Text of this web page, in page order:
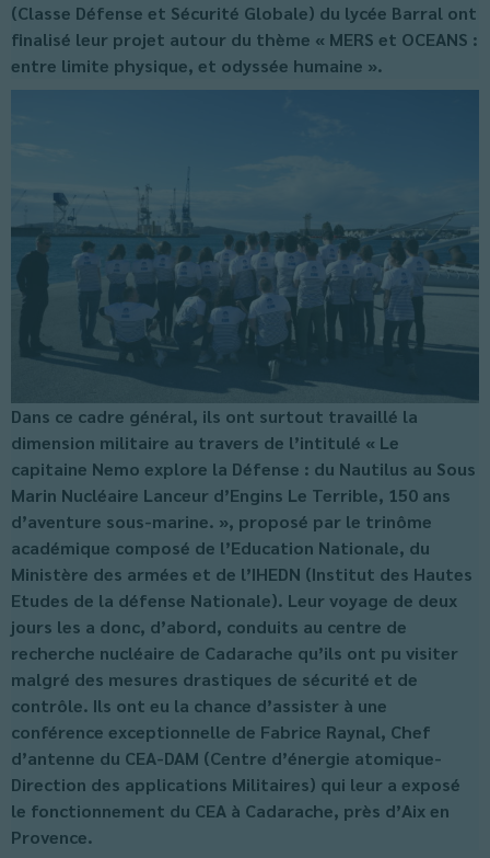
(Classe Défense et Sécurité Globale) du lycée Barral ont
finalisé leur projet autour du thème « MERS et OCEANS :
entre limite physique, et odyssée humaine ».
Dans ce cadre général, ils ont surtout travaillé la
dimension militaire au travers de l’intitulé « Le
capitaine Nemo explore la Défense : du Nautilus au Sous
Marin Nucléaire Lanceur d’Engins Le Terrible, 150 ans
d’aventure sous-marine. », proposé par le trinôme
académique composé de l’Education Nationale, du
Ministère des armées et de l’IHEDN (Institut des Hautes
Etudes de la défense Nationale). Leur voyage de deux
jours les a donc, d’abord, conduits au centre de
recherche nucléaire de Cadarache qu’ils ont pu visiter
malgré des mesures drastiques de sécurité et de
contrôle. Ils ont eu la chance d’assister à une
conférence exceptionnelle de Fabrice Raynal, Chef
d’antenne du CEA-DAM (Centre d’énergie atomique-
Direction des applications Militaires) qui leur a exposé
le fonctionnement du CEA à Cadarache, près d’Aix en
Provence.